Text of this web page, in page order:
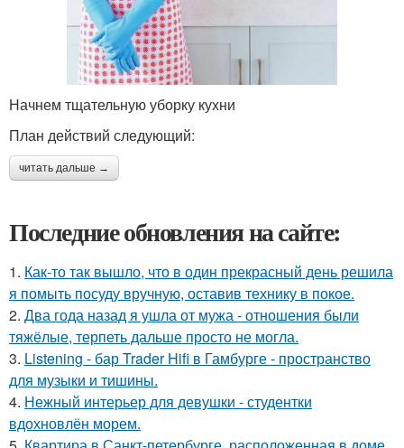
Начнем тщательную уборку кухни
План действий следующий:
читать дальше →
Последние обновления на сайте:
1. Как-то так вышло, что в один прекрасный день решила
я помыть посуду вручную, оставив технику в покое.
2. Два года назад я ушла от мужа - отношения были
тяжёлые, терпеть дальше просто не могла.
3. Listening - бар Trader Hifi в Гамбурге - пространство
для музыки и тишины.
4. Нежный интерьер для девушки - студентки
вдохновлён морем.